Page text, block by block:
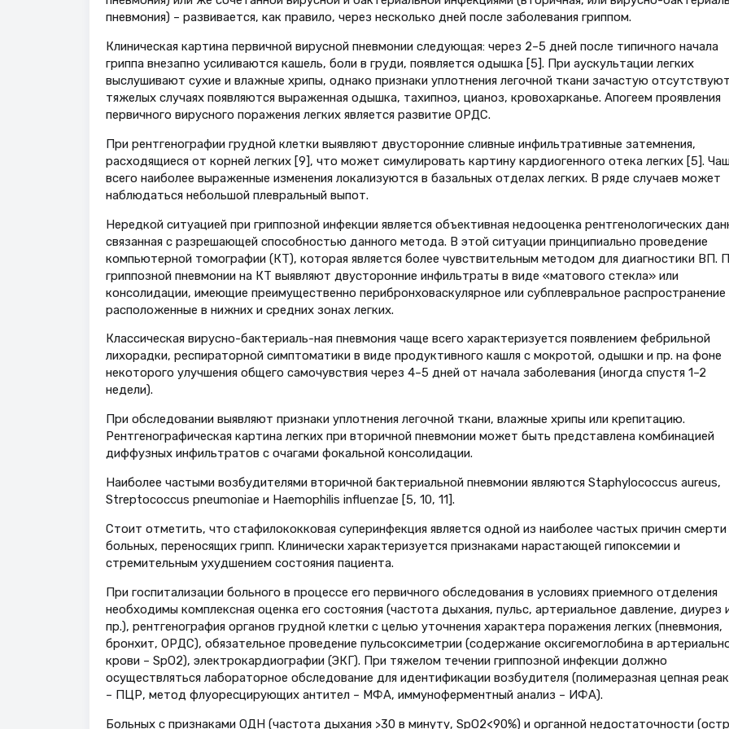
пневмония) – развивается, как правило, через несколько дней после заболевания гриппом.
Клиническая картина первичной вирусной пневмонии следующая: через 2–5 дней после типичного начала
гриппа внезапно усиливаются кашель, боли в груди, появляется одышка [5]. При аускультации легких
выслушивают сухие и влажные хрипы, однако признаки уплотнения легочной ткани зачастую
тяжелых случаях появляются выраженная одышка, тахипноэ, цианоз, кровохарканье. Апогеем проявления
первичного вирусного поражения легких является развитие ОРДС.
При рентгенографии грудной клетки выявляют двусторонние сливные инфильтративные затемнения,
расходящиеся от корней легких [9], что может симулировать картину кардиогенного отека легких [5].
всего наиболее выраженные изменения локализуются в базальных отделах легких. В ряде случаев может
наблюдаться небольшой плевральный выпот.
Нередкой ситуацией при гриппозной инфекции является объективная недооценка рентгенологических
связанная с разрешающей способностью данного метода. В этой ситуации принципиально проведение
компьютерной томографии (КТ), которая является более чувствительным методом для диагностики ВП.
гриппозной пневмонии на КТ выявляют двусторонние инфильтраты в виде «матового стекла» или
консолидации, имеющие преимущественно перибронховаскулярное или субплевральное распространение
расположенные в нижних и средних зонах легких.
Классическая вирусно-бактериаль-ная пневмония чаще всего характеризуется появлением фебрильной
лихорадки, респираторной симптоматики в виде продуктивного кашля с мокротой, одышки и пр. на фоне
некоторого улучшения общего самочувствия через 4–5 дней от начала заболевания (иногда спустя 1–2
недели).
При обследовании выявляют признаки уплотнения легочной ткани, влажные хрипы или крепитацию.
Рентгенографическая картина легких при вторичной пневмонии может быть представлена комбинацией
диффузных инфильтратов с очагами фокальной консолидации.
Наиболее частыми возбудителями вторичной бактериальной пневмонии являются Staphylococcus aureus,
Streptococcus pneumoniae и Haemophilis influenzae [5, 10, 11].
Стоит отметить, что стафилококковая суперинфекция является одной из наиболее частых причин смерти
больных, переносящих грипп. Клинически характеризуется признаками нарастающей гипоксемии и
стремительным ухудшением состояния пациента.
При госпитализации больного в процессе его первичного обследования в условиях приемного отделения
необходимы комплексная оценка его состояния (частота дыхания, пульс, артериальное давление, диурез
пр.), рентгенография органов грудной клетки с целью уточнения характера поражения легких (пневмония,
бронхит, ОРДС), обязательное проведение пульсоксиметрии (содержание оксигемоглобина в
крови – SрO2), электрокардиографии (ЭКГ). При тяжелом течении гриппозной инфекции должно
осуществляться лабораторное обследование для идентификации возбудителя (полимеразная цепная
– ПЦР, метод флуоресцирующих антител – МФА, иммуноферментный анализ – ИФА).
Больных с признаками ОДН (частота дыхания >30 в минуту, SpO2<90%) и органной недостаточности